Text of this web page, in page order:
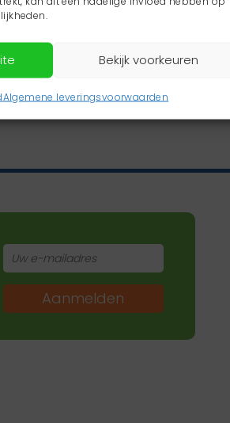
Bekijk voorkeuren
Algemene leveringsvoorwaarden
Aanmelden